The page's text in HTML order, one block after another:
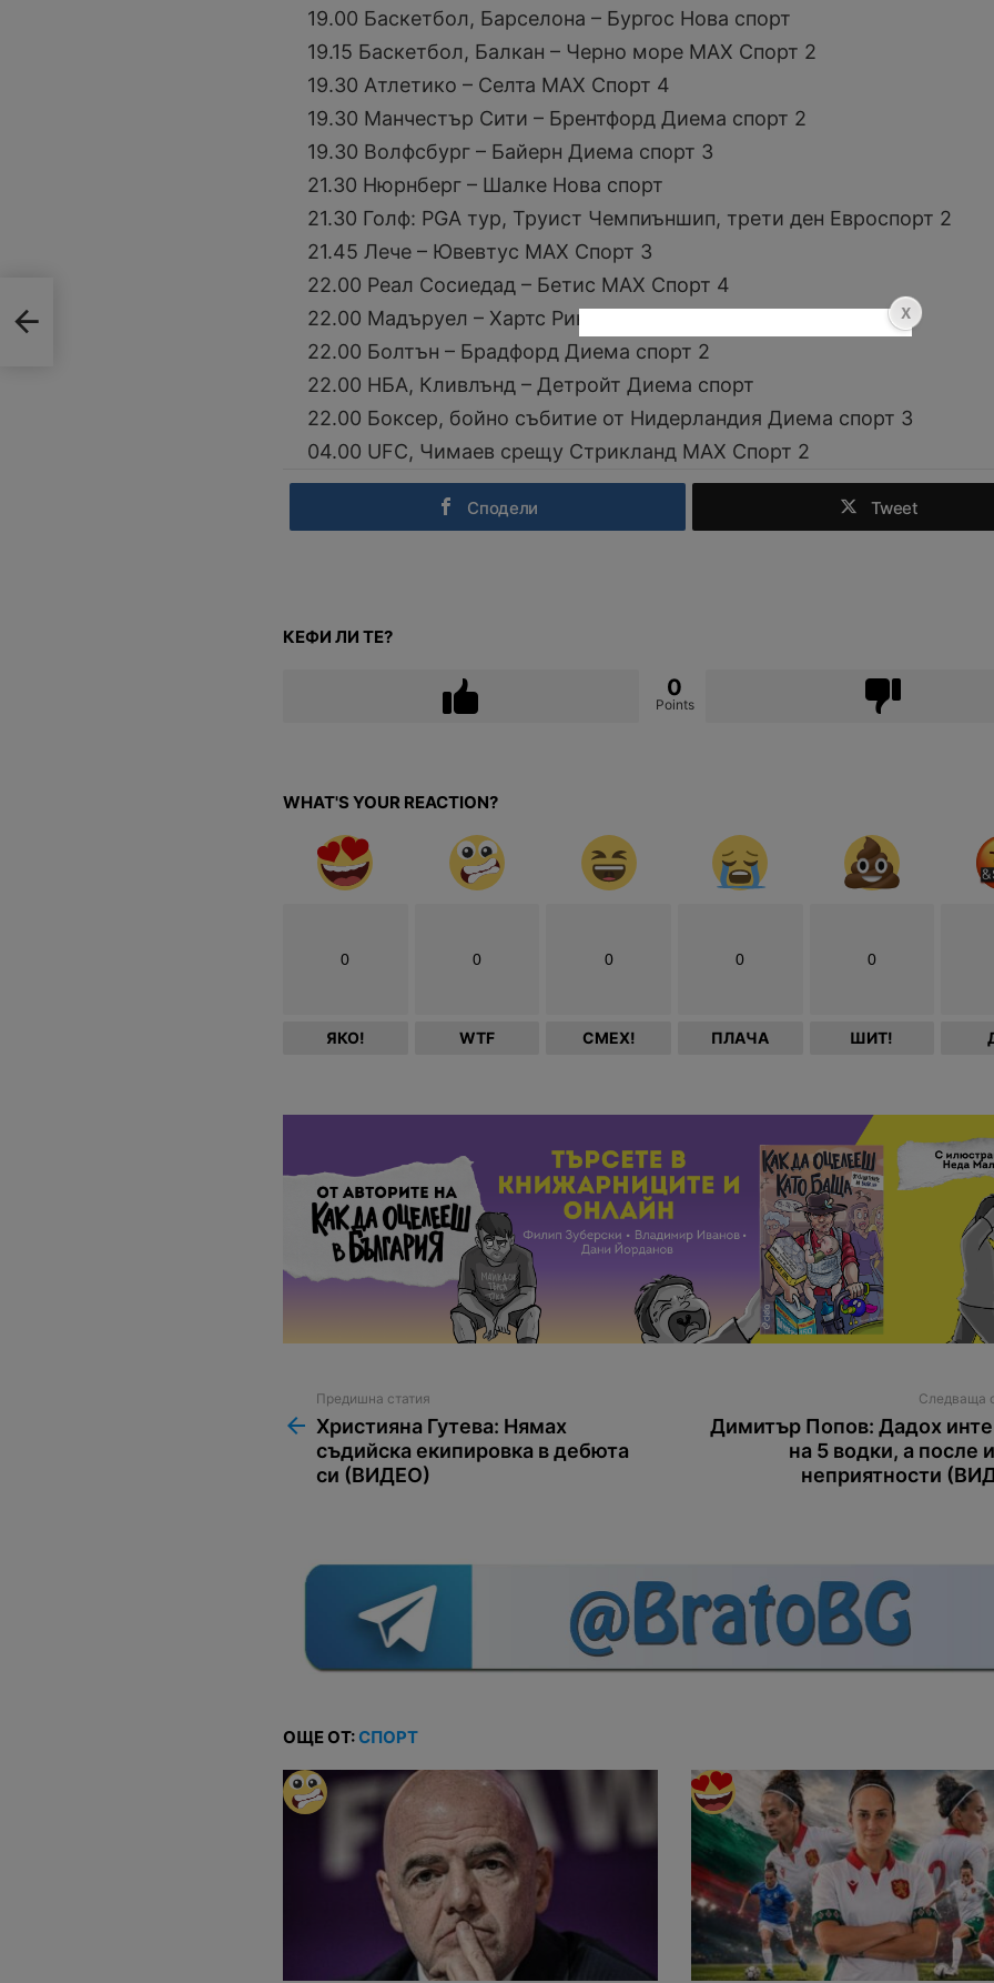
19.00 Баскетбол, Барселона – Бургос Нова спорт
19.15 Баскетбол, Балкан – Черно море МАХ Спорт 2
19.30 Атлетико – Селта МАХ Спорт 4
19.30 Манчестър Сити – Брентфорд Диема спорт 2
19.30 Волфсбург – Байерн Диема спорт 3
21.30 Нюрнберг – Шалке Нова спорт
21.30 Голф: PGA тур, Труист Чемпиъншип, трети ден Евроспорт 2
21.45 Лече – Ювевтус МАХ Спорт 3
22.00 Реал Сосиедад – Бетис МАХ Спорт 4
22.00 Мадъруел – Хартс Ринг
22.00 Болтън – Брадфорд Диема спорт 2
22.00 НБА, Кливлънд – Детройт Диема спорт
22.00 Боксер, бойно събитие от Нидерландия Диема спорт 3
04.00 UFC, Чимаев срещу Стрикланд МАХ Спорт 2
Сподели Tweet
КЕФИ ЛИ ТЕ?
0
Points
WHAT'S YOUR REACTION?
0
ЯКО!
0
WTF
0
СМЕХ!
0
ПЛАЧА
0
ШИТ!
more
Предишна статия
Християна Гутева: Нямах
съдийска екипировка в дебюта
си (ВИДЕО)
Следваща
Димитър Попов: Дадох
на 5 водки, а после
неприятности
ОЩЕ ОТ:СПОРТ